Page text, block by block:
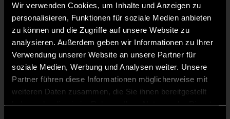
Wir verwenden Cookies, um Inhalte und Anzeigen zu
personalisieren, Funktionen für soziale Medien anbieten
zu können und die Zugriffe auf unsere Website zu
analysieren. Außerdem geben wir Informationen zu Ihrer
Verwendung unserer Website an unsere Partner für
soziale Medien, Werbung und Analysen weiter. Unsere
Partner führen diese Informationen möglicherweise mit
weiteren Daten zusammen, die Sie ihnen bereitgestellt
38' TOR 16:1, FELDTOR
SimonHerzsprung 8